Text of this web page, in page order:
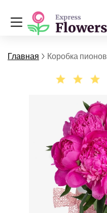
Главная Коробка пионов